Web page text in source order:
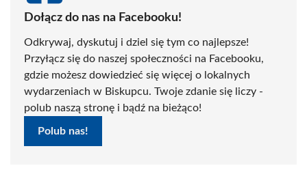
Dołącz do nas na Facebooku!
Odkrywaj, dyskutuj i dziel się tym co najlepsze!
Przyłącz się do naszej społeczności na Facebooku,
gdzie możesz dowiedzieć się więcej o lokalnych
wydarzeniach w Biskupcu. Twoje zdanie się liczy -
polub naszą stronę i bądź na bieżąco!
Polub nas!